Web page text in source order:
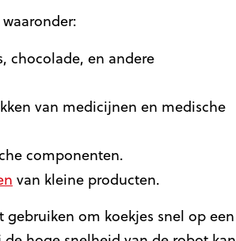
chocolade, en andere
van medicijnen en medische
componenten.
van kleine producten.
om koekjes snel op een